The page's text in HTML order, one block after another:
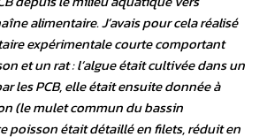
alimentaire. J’avais pour cela réalisé
expérimentale courte comportant
et un rat : l’algue était cultivée dans un
les PCB, elle était ensuite donnée à
(le mulet commun du bassin
poisson était détaillé en filets, réduit en